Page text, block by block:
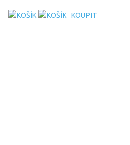
KOUPIT